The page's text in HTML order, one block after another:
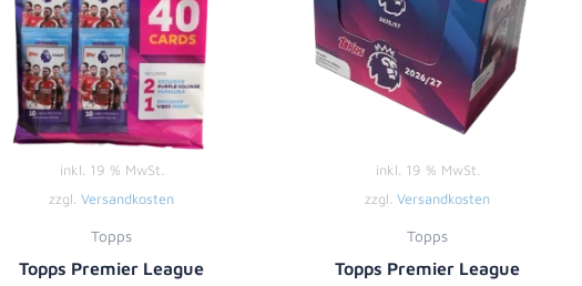
inkl. 19 % MwSt.
zzgl. Versandkosten
Topps
Topps Premier League
inkl. 19 % MwSt.
zzgl. Versandkosten
Topps
Topps Premier League